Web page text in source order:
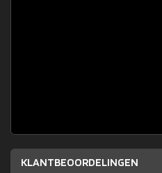
KLANTBEOORDELINGEN